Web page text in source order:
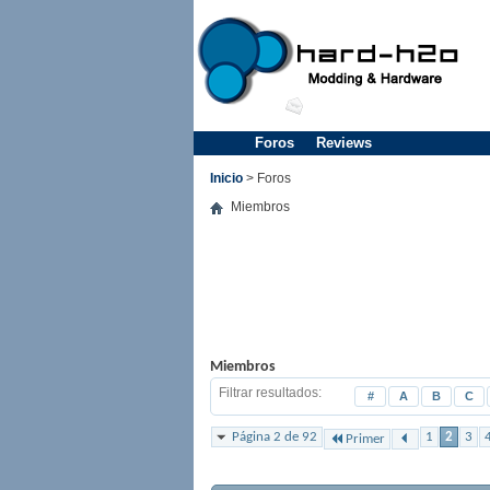
Foros Reviews
Inicio > Foros
Miembros
Miembros
Filtrar resultados # A B C
Página 2 de 92 Primer 1 2 3